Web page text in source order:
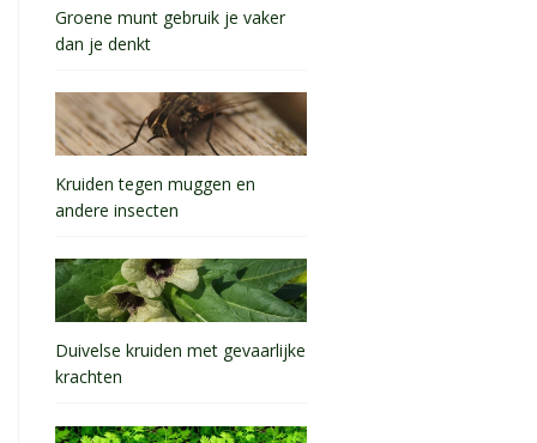
Groene munt gebruik je vaker
dan je denkt
Kruiden tegen muggen en
andere insecten
Duivelse kruiden met gevaarlijke
krachten